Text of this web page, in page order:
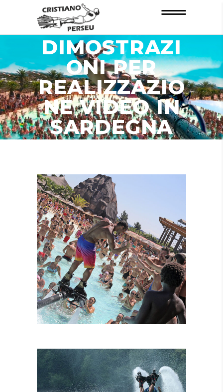
INFORMAZIO
DIMOSTRAZI
ONI PER
REALIZZAZIO
NE VIDEO IN
SARDEGNA
ZONA
FLYBOARD
TANDEM